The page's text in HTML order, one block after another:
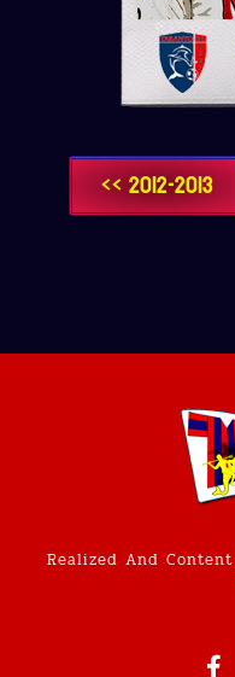
<< 2012-2013
Realized And